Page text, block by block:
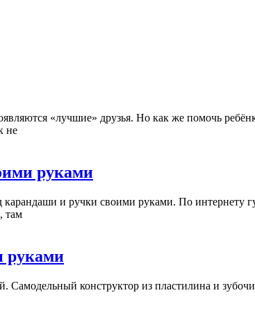
«лучшие» друзья. Но как же помочь
не
руками
и ручки своими руками. По интернету
там
руками
Самодельный конструктор из пластилина и